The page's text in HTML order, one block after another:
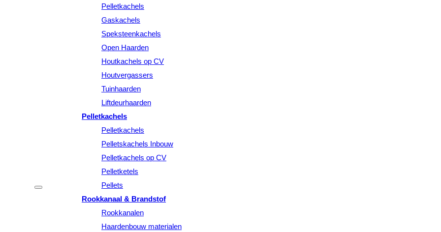
Pelletkachels
Gaskachels
Speksteenkachels
Open Haarden
Houtkachels op CV
Houtvergassers
Tuinhaarden
Liftdeurhaarden
Pelletkachels
Pelletkachels
Pelletskachels Inbouw
Pelletkachels op CV
Pelletketels
Pellets
Rookkanaal & Brandstof
Rookkanalen
Haardenbouw materialen